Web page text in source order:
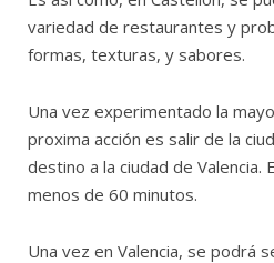
variedad de restaurantes y
formas, texturas, y sabores.
Una vez experimentado la
proxima acción es salir de la
destino a la ciudad de
menos de 60 minutos.
Una vez en Valencia, se podrá